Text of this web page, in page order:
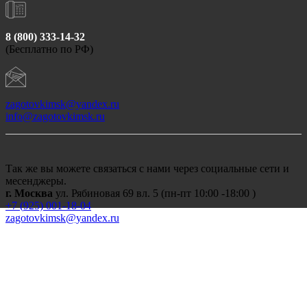
8 (800) 333-14-32
(Бесплатно по РФ)
zagotovkimsk@yandex.ru
info@zagotovkimsk.ru
Так же вы можете связаться с нами через социальные сети и
месенджеры.
г. Москва ул. Рябиновая 69 вл. 5 (пн-пт 10:00 -18:00 )
+7 (925) 001-18-04
zagotovkimsk@yandex.ru